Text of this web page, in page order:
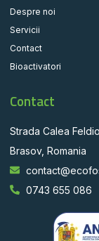
Despre noi
Servicii
Contact
Bioactivatori
Contact
Strada Calea
Brasov, Romania
0743 655 086